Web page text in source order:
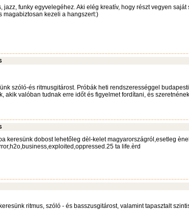
jazz, funky egyvelegéhez. Aki elég kreatív, hogy részt vegyen saját
magabiztosan kezeli a hangszert:)
szóló-és ritmusgitárost. Próbák heti rendszerességgel
akik valóban tudnak erre időt és figyelmet fordítani, és
keresünk dobost lehetőleg dèl-kelet magyarországról,esetleg
ta life.èrd
ritmus, szóló - és basszusgitárost, valamint tapasztalt